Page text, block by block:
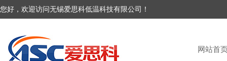
您好，欢迎访问无锡爱思科低温科技有限公司！
网站首